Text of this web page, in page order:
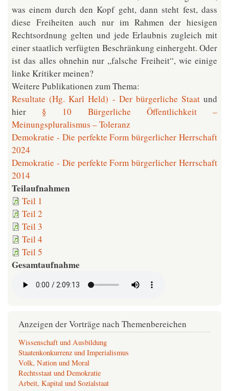
was einem durch den Kopf geht, dann steht fest, dass
diese Freiheiten auch nur im Rahmen der hiesigen
Rechtsordnung gelten und jede Erlaubnis zugleich mit
einer staatlich verfügten Beschränkung einhergeht. Oder
ist das alles ohnehin nur „falsche Freiheit“, wie einige
linke Kritiker meinen?
Weitere Publikationen zum Thema:
Resultate (Hg. Karl Held) - Der bürgerliche Staatund
hier § 10 Bürgerliche Öffentlichkeit –
Meinungspluralismus – Toleranz
Demokratie - Die perfekte Form bürgerlicher Herrschaft
2024
Demokratie - Die perfekte Form bürgerlicher Herrschaft
2014
Teilaufnahmen
Teil 1
Teil 2
Teil 3
Teil 4
Teil 5
Gesamtaufnahme
Anzeigen der Vorträge nach Themenbereichen
Wissenschaft und Ausbildung
Staatenkonkurrenz und Imperialismus
Volk, Nation und Moral
Rechtsstaat und Demokratie
Arbeit, Kapital und Sozialstaat